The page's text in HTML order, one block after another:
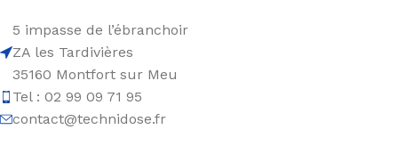
5 impasse de l’ébranchoir
ZA les Tardivières
35160 Montfort sur Meu
Tel : 02 99 09 71 95
contact@technidose.fr